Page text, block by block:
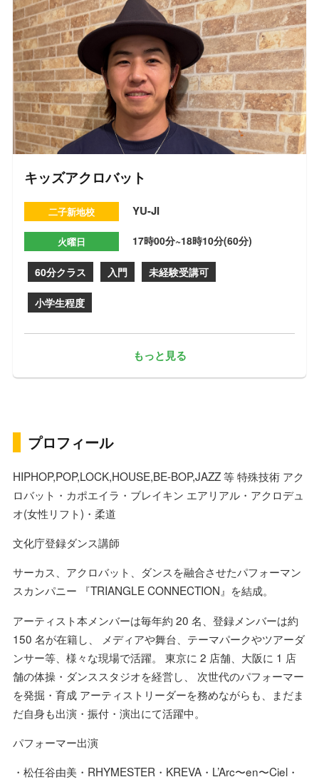
キッズアクロバット
二子新地校 YU-JI
火曜日 17時00分~18時10分(60分)
60分クラス 入門 未経験受講可
小学生程度
もっと見る
プロフィール
HIPHOP,POP,LOCK,HOUSE,BE-BOP,JAZZ 等 特殊技術 アク
ロバット・カポエイラ・ブレイキン エアリアル・アクロデュ
オ(女性リフト)・柔道
文化庁登録ダンス講師
サーカス、アクロバット、ダンスを融合させたパフォーマン
スカンパニー 『TRIANGLE CONNECTION』を結成。
アーティスト本メンバーは毎年約 20 名、登録メンバーは約
150 名が在籍し、 メディアや舞台、テーマパークやツアーダ
ンサー等、様々な現場で活躍。 東京に 2 店舗、大阪に 1 店
舗の体操・ダンススタジオを経営し、 次世代のパフォーマー
を発掘・育成 アーティストリーダーを務めながらも、まだま
だ自身も出演・振付・演出にて活躍中。
パフォーマー出演
・松任谷由美・RHYMESTER・KREVA・L’Arc〜en〜Ciel・